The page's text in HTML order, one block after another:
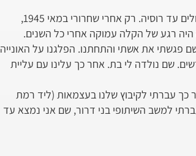
השתתפתי בכיבוש הנדלובה וסקלנה, ואחר כך בקרב הראשון נפצעתי. עברתי בתי חולים עד רוסיה. רק אחרי שחרורי במאי 1945,
היה רגע של הקלה עמוקה אחרי כל השנים.
שם פגשתי את אשתי והתחתנו. הפלגנו על האונייה
שם נולדה לי בת. אחר כך עלינו עם עליית
עברתי לקיבוץ שלנו בעצמאות (ליד רמת
מסיבות משפחתיות ועברתי למשב השיתופי בני דרור, שם אני נמצא עד